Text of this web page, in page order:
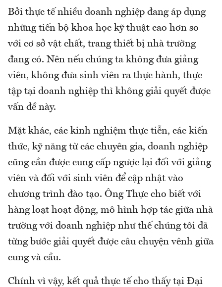
Bởi thực tế nhiều doanh nghiệp đang áp dụng
những tiến bộ khoa học kỹ thuật cao hơn so
với cơ sở vật chất, trang thiết bị nhà trường
đang có. Nên nếu chúng ta không đưa giảng
viên, không đưa sinh viên ra thực hành, thực
tập tại doanh nghiệp thì không giải quyết được
vấn đề này.
Mặt khác, các kinh nghiệm thực tiễn, các kiến
thức, kỹ năng từ các chuyên gia, doanh nghiệp
cũng cần được cung cấp ngược lại đối với giảng
viên và đối với sinh viên để cập nhật vào
chương trình đào tạo. Ông Thực cho biết với
hàng loạt hoạt động, mô hình hợp tác giữa nhà
trường với doanh nghiệp như thế chúng tôi đã
từng bước giải quyết được câu chuyện vênh giữa
cung và cầu.
Chính vì vậy, kết quả thực tế cho thấy tại Đại